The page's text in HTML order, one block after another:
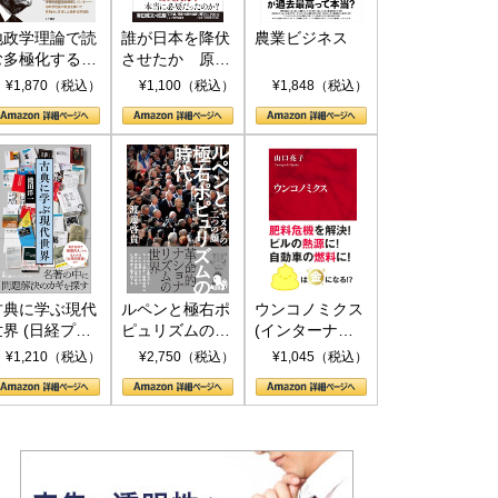
政学理論で読
多極化する世
トランプと
¥1,870（税込）
誰が日本を降伏
させたか 原爆
投下、ソ連参
(PHP新書)
¥1,100（税込）
農業ビジネス
¥1,848（税込）
典に学ぶ現代
界 (日経プレ
アシリーズ)
¥1,210（税込）
ルペンと極右ポ
ピュリズムの時
代：〈ヤヌス〉
¥2,750（税込）
ウンコノミクス
(インターナシ
ョナル新書)
¥1,045（税込）